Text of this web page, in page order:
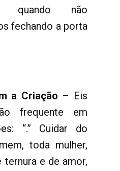
quando não
fechando a porta
a Criação – Eis
frequente em
“.” Cuidar do
toda mulher,
e de amor,